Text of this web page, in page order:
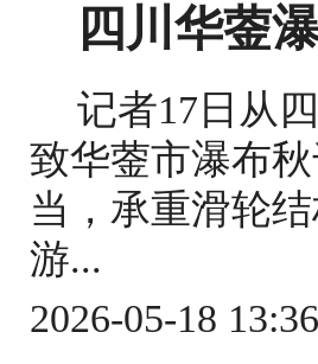
四川华蓥
记者17日从
致华蓥市瀑布
当，承重滑轮
游...
2026-05-18